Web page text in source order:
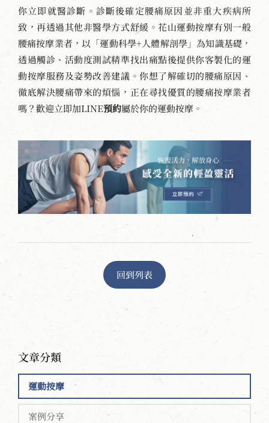
你立即就醫診斷。診斷後確定腰痛原因並非重大疾病所
致，再透過其他非醫學方式舒緩。花山運動按摩有別一般
腰痛按摩業者，以「運動科學+人體解剖學」為知識基礎，
透過觸診、活動度測試精準找出痛點後提供你客製化的運
動按摩服務及姿勢改善建議。你想了解確切的腰痛原因、
徹底解決腰痛帶來的煩惱，正在尋找優質的腰痛按摩業者
嗎？歡迎立即加LINE預約屬於你的運動按摩。
回到列表
文章分類
運動按摩
案例分享